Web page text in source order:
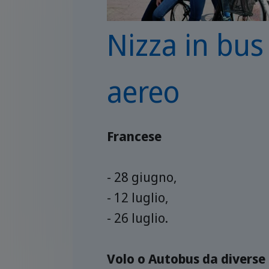
Nizza in
aereo
Francese
- 28 giugno,
- 12 luglio,
- 26 luglio.
Volo o Autobus da